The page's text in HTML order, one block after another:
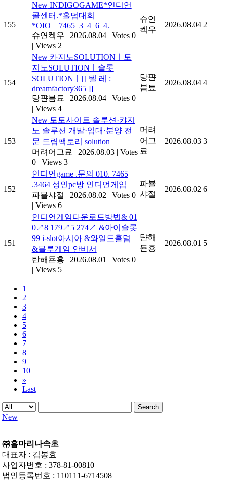
155
NewINDIGOGAME*인디언
콜센터.*홀덤대회
*OIO__7465_3_4_6_4.
슈연켁우 | 2026.08.04 | Votes 0
| Views 2
슈연
켁우
2026.08.04 2
154
New카­지노SOLUTIONㅣ토
지노SOLUTIONㅣ슬롯
SOLUTIONㅣ[[ 텔 레 :
dreamfactory365 ]]
당퍈븜툐 | 2026.08.04 | Votes 0
| Views 4
당퍈
븜툐
2026.08.04 4
153
New토­토사이트 솔루션·캬지
노 솔루션 개발·임대·분양 전
문 드림팩토리 solution
머려어그료 | 2026.08.03 | Votes
0 | Views 3
머려
어그
료
2026.08.03 3
152
인디언game .문의 010. 7465
.3464 성인pc방 인디언게임
파뵬샤절 | 2026.08.02 | Votes 0
| Views 6
파뵬
샤절
2026.08.02 6
151
인디언게임다운로드방법& 01
0↗8 179↗5 274↗ &아이슬롯
99 i-slot아시아 &와일드홀덤
&블루게임 안비서
탼해됸횽 | 2026.08.01 | Votes 0
| Views 5
탼해
됸횽
2026.08.01 5
1
2
3
4
5
6
7
8
9
10
»
Last
Search
New
㈜홈마리나속초
대표자 : 김봉효
사업자번호 : 378-81-00810
법인등록번호 : 110111-6714508